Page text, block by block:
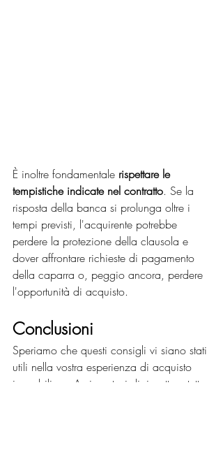
È inoltre fondamentale rispettare le
tempistiche indicate nel contratto. Se la
risposta della banca si prolunga oltre i
tempi previsti, l'acquirente potrebbe
perdere la protezione della clausola e
dover affrontare richieste di pagamento
della caparra o, peggio ancora, perdere
l'opportunità di acquisto.
Conclusioni
Speriamo che questi consigli vi siano stati
utili nella vostra esperienza di acquisto
immobiliare. Assicuratevi di rispettare tutte